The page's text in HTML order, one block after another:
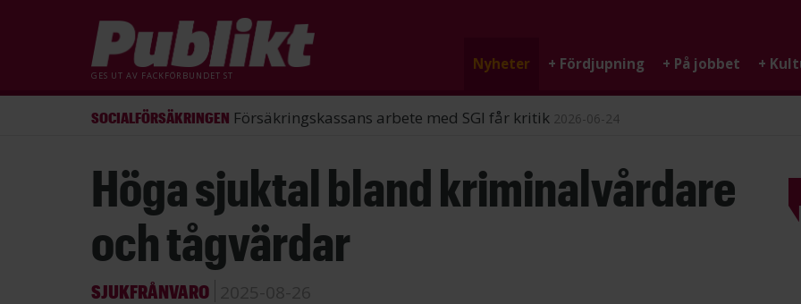
huvudinnehåll
GES UT AV FACKFÖRBUNDET ST
Nyheter + Fördjupning + På jobbet +
ARBETSRÄTT ST förlorade mål mot Energimyndigheten 2026-06-25
Höga sjuktal bland kriminalvårdare
och tågvärdar
SJUKFRÅNVARO